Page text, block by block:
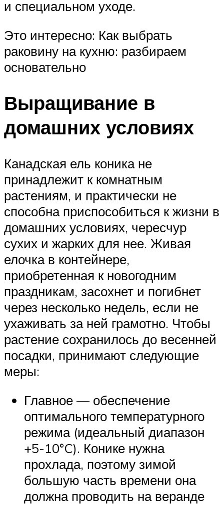
и специальном уходе.
Это интересно: Как выбрать
раковину на кухню: разбираем
основательно
Выращивание в
домашних условиях
Канадская ель коника не
принадлежит к комнатным
растениям, и практически не
способна приспособиться к жизни в
домашних условиях, чересчур
сухих и жарких для нее. Живая
елочка в контейнере,
приобретенная к новогодним
праздникам, засохнет и погибнет
через несколько недель, если не
ухаживать за ней грамотно. Чтобы
растение сохранилось до весенней
посадки, принимают следующие
меры:
Главное — обеспечение
оптимального температурного
режима (идеальный диапазон
+5-10°C). Конике нужна
прохлада, поэтому зимой
большую часть времени она
должна проводить на веранде